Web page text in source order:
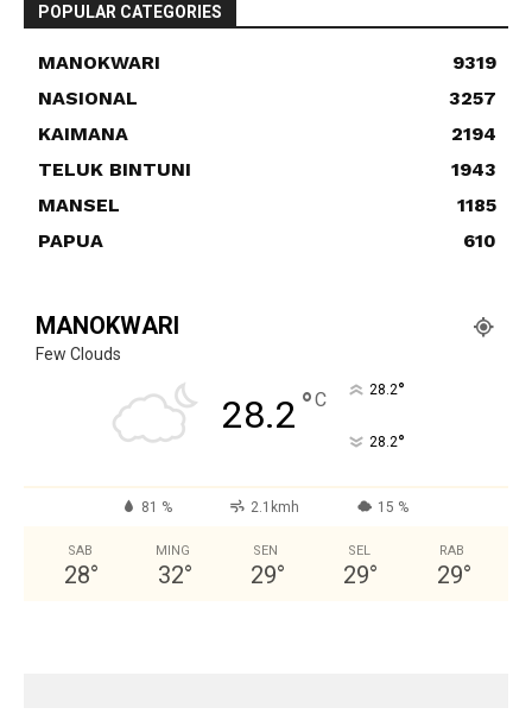
POPULAR CATEGORIES
MANOKWARI
9319
NASIONAL
3257
KAIMANA
2194
TELUK BINTUNI
1943
MANSEL
1185
PAPUA
610
MANOKWARI
Few Clouds
28.2 °C 28.2°
28.2°
81 % 2.1kmh 15 %
SAB
28°
MING
32°
SEN
29°
SEL
29°
RAB
29°